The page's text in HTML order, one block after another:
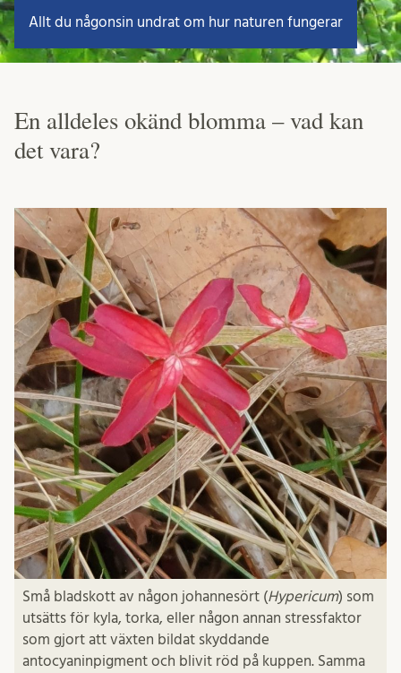
Allt du någonsin undrat om hur naturen fungerar
En alldeles okänd blomma – vad kan
det vara?
Små bladskott av någon johannesört (Hypericum) som
utsätts för kyla, torka, eller någon annan stressfaktor
som gjort att växten bildat skyddande
antocyaninpigment och blivit röd på kuppen. Samma